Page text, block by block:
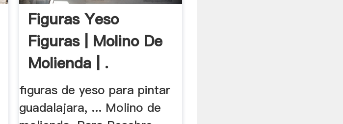
Figuras Yeso
Figuras | Molino De
Molienda | .
figuras de yeso para pintar
guadalajara, ... Molino de